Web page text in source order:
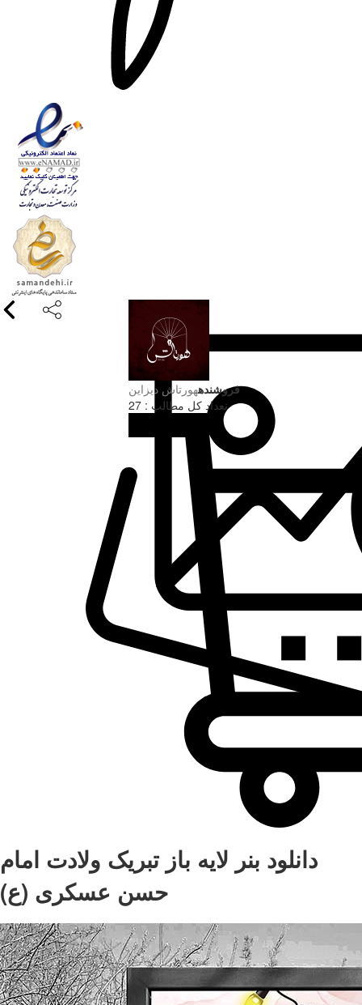
فروشندههورتاش دیزاین
تعداد کل مطالب : 27
دانلود بنر لایه باز تبریک ولادت امام
حسن عسکری (ع)